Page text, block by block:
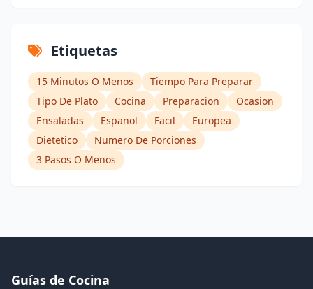
Etiquetas
15 Minutos O Menos
Tiempo Para Preparar
Tipo De Plato
Cocina Preparacion
Ocasion
Ensaladas
Espanol Facil
Europea
Dietetico
Numero De Porciones
3 Pasos O Menos
Guías de Cocina